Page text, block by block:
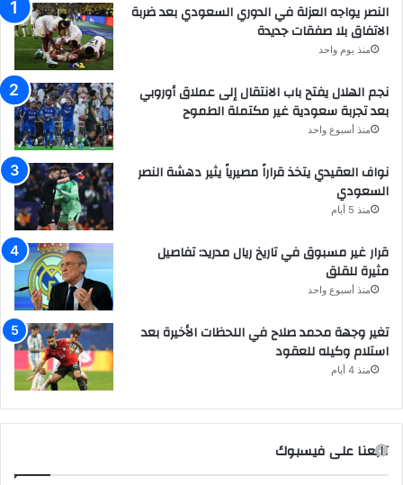
النصر يواجه العزلة في الدوري السعودي بعد ضربة
الاتفاق بلا صفقات جديدة
منذ يوم واحد
نجم الهلال يفتح باب الانتقال إلى عملاق أوروبي
بعد تجربة سعودية غير مكتملة الطموح
منذ أسبوع واحد
نواف العقيدي يتخذ قراراً مصيرياً يثير دهشة النصر
السعودي
منذ 5 أيام
قرار غير مسبوق في تاريخ ريال مدريد: تفاصيل
مثيرة للقلق
منذ أسبوع واحد
تغير وجهة محمد صلاح في اللحظات الأخيرة بعد
استلام وكيله للعقود
منذ 4 أيام
تابعنا على فيسبوك